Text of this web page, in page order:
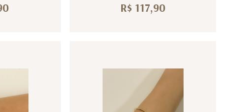
R$ 117,90